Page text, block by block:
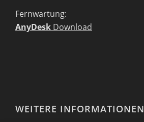
Fernwartung:
AnyDesk Download
WEITERE INFORMATIONEN